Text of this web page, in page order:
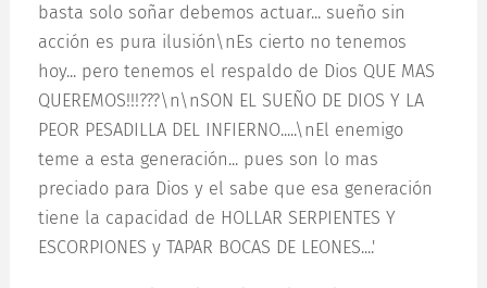
basta solo soñar debemos actuar... sueño sin
acción es pura ilusión\nEs cierto no tenemos
hoy... pero tenemos el respaldo de Dios QUE MAS
QUEREMOS!!!???\n\nSON EL SUEÑO DE DIOS Y LA
PEOR PESADILLA DEL INFIERNO.....\nEl enemigo
teme a esta generación... pues son lo mas
preciado para Dios y el sabe que esa generación
tiene la capacidad de HOLLAR SERPIENTES Y
ESCORPIONES y TAPAR BOCAS DE LEONES....'